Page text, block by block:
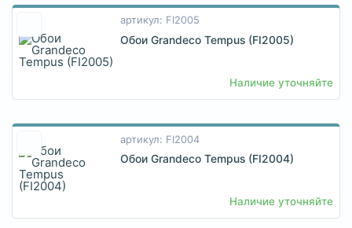
артикул: FI2005
Обои Grandeco Tempus (FI2005)
Наличие уточняйте
артикул: FI2004
Обои Grandeco Tempus (FI2004)
Наличие уточняйте